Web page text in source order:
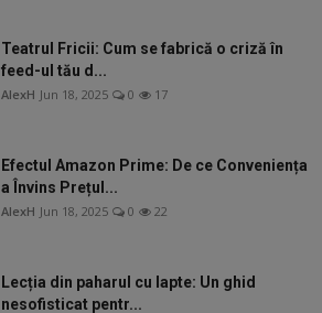
Teatrul Fricii: Cum se fabrică o criză în
feed-ul tău d...
AlexH Jun 18, 2025 0 17
Efectul Amazon Prime: De ce Conveniența
a Învins Prețul...
AlexH Jun 18, 2025 0 22
Lecția din paharul cu lapte: Un ghid
nesofisticat pentr...